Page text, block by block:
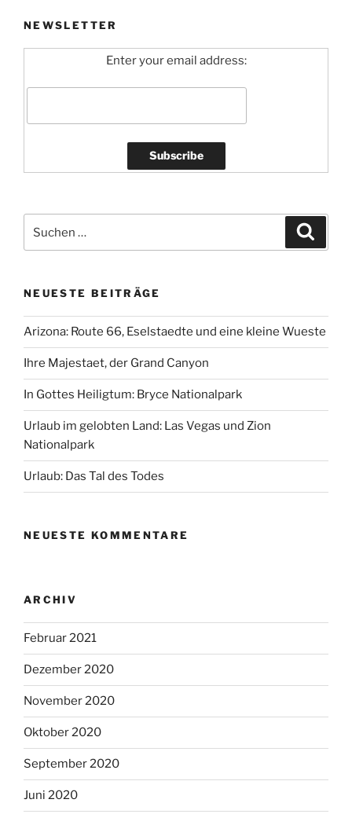
NEWSLETTER
Enter your email address:
nach:
NEUESTE BEITRÄGE
Arizona: Route 66, Eselstaedte und eine kleine Wueste
Ihre Majestaet, der Grand Canyon
In Gottes Heiligtum: Bryce Nationalpark
Urlaub im gelobten Land: Las Vegas und Zion
Nationalpark
Urlaub: Das Tal des Todes
NEUESTE KOMMENTARE
ARCHIV
Februar 2021
Dezember 2020
November 2020
Oktober 2020
September 2020
Juni 2020